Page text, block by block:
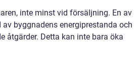
inte minst vid försäljning. En av
byggnadens energiprestanda och
åtgärder. Detta kan inte bara öka